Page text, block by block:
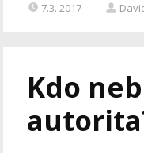
7.3. 2017
Kdo